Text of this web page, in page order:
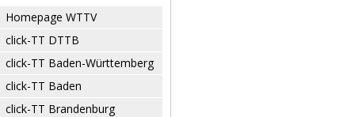
Homepage WTTV
click-TT DTTB
click-TT Baden-Württemberg
click-TT Baden
click-TT Brandenburg